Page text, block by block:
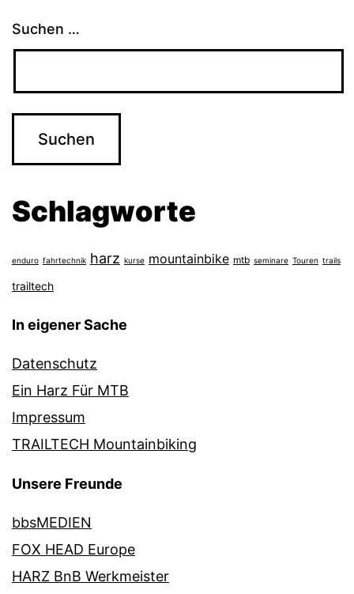
Suchen …
Schlagworte
enduro fahrtechnik harz kurse mountainbike mtb seminare Touren trails
trailtech
In eigener Sache
Datenschutz
Ein Harz Für MTB
Impressum
TRAILTECH Mountainbiking
Unsere Freunde
bbsMEDIEN
FOX HEAD Europe
HARZ BnB Werkmeister